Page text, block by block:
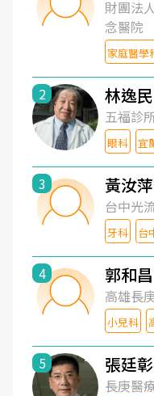
財團法
念醫院
家庭醫學
2 林逸
五福診
眼科 宜
3 黃汝
台中光
牙科 台
4 郭和
高雄長
小兒科
5 張廷
長庚醫